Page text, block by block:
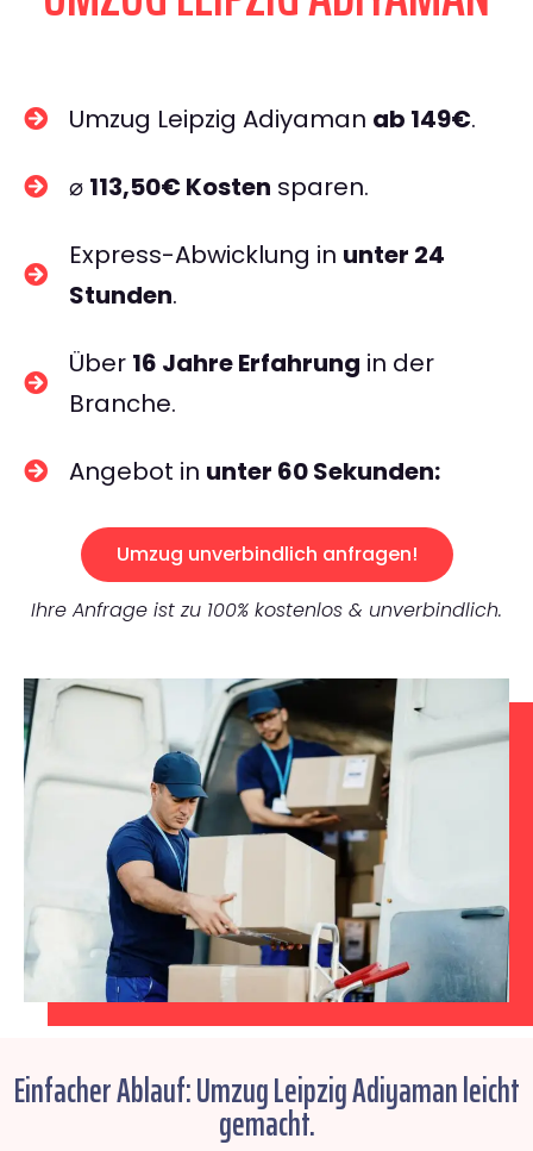
Umzug Leipzig Adiyaman ab 149€.
⌀ 113,50€ Kosten sparen.
Express-Abwicklung in unter 24
Stunden.
Über 16 Jahre Erfahrung in der
Branche.
Angebot in unter 60 Sekunden:
Umzug unverbindlich anfragen!
Ihre Anfrage ist zu 100% kostenlos & unverbindlich.
Einfacher Ablauf: Umzug Leipzig Adiyaman leicht
gemacht.